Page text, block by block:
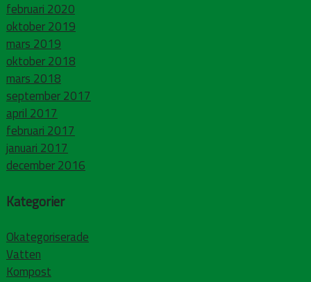
februari 2020
oktober 2019
mars 2019
oktober 2018
mars 2018
september 2017
april 2017
februari 2017
januari 2017
december 2016
Kategorier
Okategoriserade
Vatten
Kompost